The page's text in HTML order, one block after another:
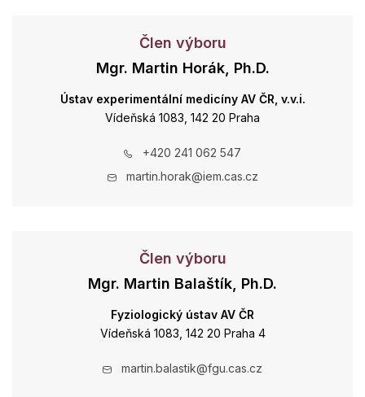
Člen výboru
Mgr. Martin Horák, Ph.D.
Ústav experimentální medicíny AV ČR, v.v.i.
Vídeňská 1083, 142 20 Praha
+420 241 062 547
martin.horak@iem.cas.cz
Člen výboru
Mgr. Martin Balaštík, Ph.D.
Fyziologický ústav AV ČR
Vídeňská 1083, 142 20 Praha 4
martin.balastik@fgu.cas.cz